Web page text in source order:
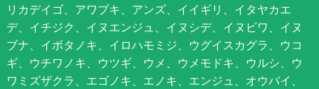
リカデイゴ、アワブキ、アンズ、イイギリ、イタヤカエ
デ、イチジク、イヌエンジュ、イヌシデ、イヌビワ、イヌ
ブナ、イボタノキ、イロハモミジ、ウグイスカグラ、ウコ
ギ、ウチワノキ、ウツギ、ウメ、ウメモドキ、ウルシ、ウ
ワミズザクラ、エゴノキ、エノキ、エンジュ、オウバイ、